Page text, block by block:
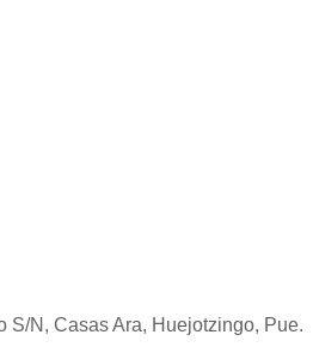
S/N, Casas Ara, Huejotzingo,